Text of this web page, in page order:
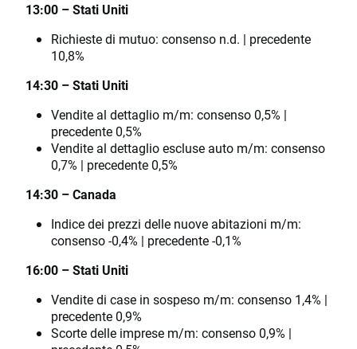
13:00 – Stati Uniti
Richieste di mutuo: consenso n.d. | precedente
10,8%
14:30 – Stati Uniti
Vendite al dettaglio m/m: consenso 0,5% |
precedente 0,5%
Vendite al dettaglio escluse auto m/m: consenso
0,7% | precedente 0,5%
14:30 – Canada
Indice dei prezzi delle nuove abitazioni m/m:
consenso -0,4% | precedente -0,1%
16:00 – Stati Uniti
Vendite di case in sospeso m/m: consenso 1,4% |
precedente 0,9%
Scorte delle imprese m/m: consenso 0,9% |